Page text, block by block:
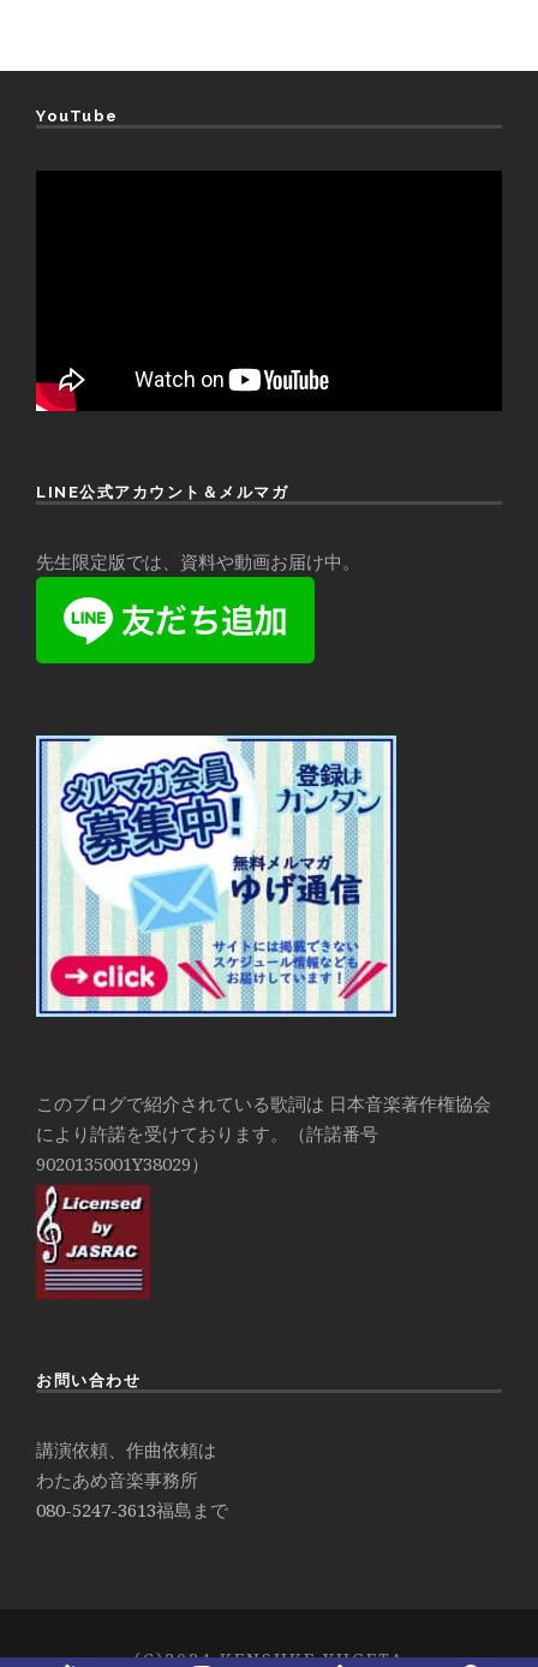
YouTube
LINE公式アカウント＆メルマガ
先生限定版では、資料や動画お届け中。
このブログで紹介されている歌詞は 日本音楽著作権協会
により許諾を受けております。（許諾番号
9020135001Y38029）
お問い合わせ
講演依頼、作曲依頼は
わたあめ音楽事務所
080-5247-3613福島まで
(C)2024 KENSUKE YUGETA